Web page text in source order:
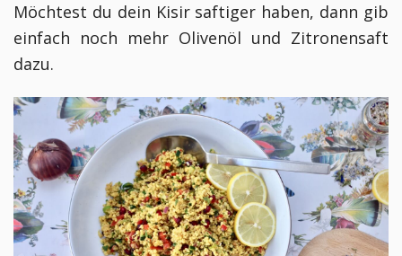
Möchtest du dein Kisir saftiger haben, dann gib
einfach noch mehr Olivenöl und Zitronensaft
dazu.